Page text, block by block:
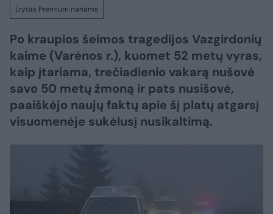
Lrytas Premium nariams
Po kraupios šeimos tragedijos Vazgirdonių
kaime (Varėnos r.), kuomet 52 metų vyras,
kaip įtariama, trečiadienio vakarą nušovė
savo 50 metų žmoną ir pats nusišovė,
paaiškėjo naujų faktų apie šį platų atgarsį
visuomenėje sukėlusį nusikaltimą.